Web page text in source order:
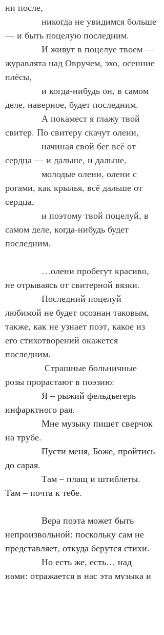
ни после,
никогда не увидимся больше
— и быть поцелую последним.
И живут в поцелуе твоем —
журавлята над Овручем, эхо, осенние
плёсы,
и когда-нибудь он, в самом
деле, наверное, будет последним.
А покамест я глажу твой
свитер. По свитеру скачут олени,
начиная свой бег всё от
сердца — и дальше, и дальше,
молодые олени, олени с
рогами, как крылья, всё дальше от
сердца,
и поэтому твой поцелуй, в
самом деле, когда-нибудь будет
последним.
…олени пробегут красиво,
не отрываясь от свитерной вязки.
Последний поцелуй
любимой не будет осознан таковым,
также, как не узнает поэт, какое из
его стихотворений окажется
последним.
Страшные больничные
розы прорастают в поэзию:
Я – рыжий фельдъегерь
инфарктного рая.
Мне музыку пишет сверчок
на трубе.
Пусти меня, Боже, пройтись
до сарая.
Там – плащ и штиблеты.
Там – почта к тебе.
Вера поэта может быть
непроизвольной: поскольку сам не
представляет, откуда берутся стихи.
Но есть же, есть… над
нами: отражается в нас эта музыка и